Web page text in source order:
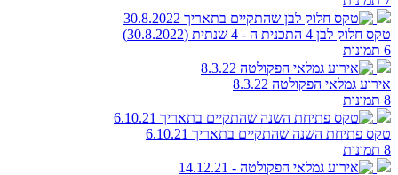
טקס חלוק לבן 4 התכנית ה - 4 שנתית (30.8.2022)
6 תמונות
אירוע גמלאי הפקולטה 8.3.22
8 תמונות
טקס פתיחת השנה שהתקיים בתאריך 6.10.21
8 תמונות